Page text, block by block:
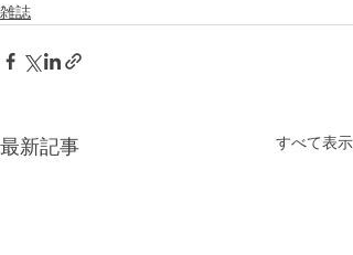
雑誌
最新記事 すべて表示